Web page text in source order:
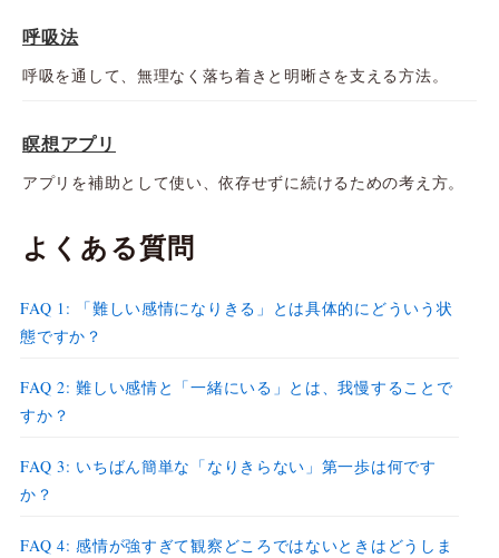
呼吸法
呼吸を通して、無理なく落ち着きと明晰さを支える方法。
瞑想アプリ
アプリを補助として使い、依存せずに続けるための考え方。
よくある質問
FAQ 1: 「難しい感情になりきる」とは具体的にどういう状
態ですか？
FAQ 2: 難しい感情と「一緒にいる」とは、我慢することで
すか？
FAQ 3: いちばん簡単な「なりきらない」第一歩は何です
か？
FAQ 4: 感情が強すぎて観察どころではないときはどうしま